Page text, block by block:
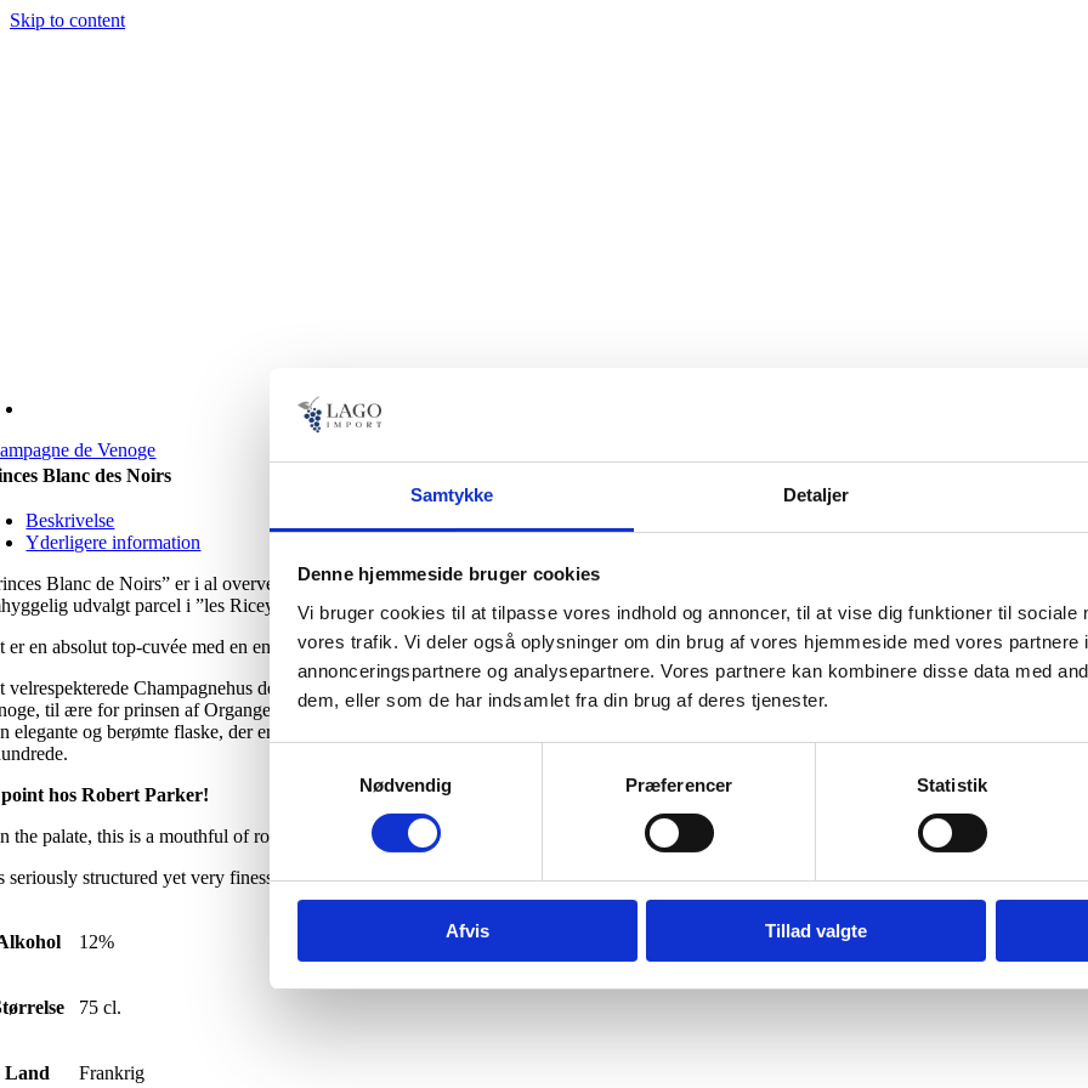
Samtykke Detaljer
Denne hjemmeside bruger cookies
Vi bruger cookies til at tilpasse vores indhold og annoncer, til at vise dig funktioner til sociale
vores trafik. Vi deler også oplysninger om din brug af vores hjemmeside med vores partnere
annonceringspartnere og analysepartnere. Vores partnere kan kombinere disse data med
dem, eller som de har indsamlet fra din brug af deres tjenester.
Nødvendig
Præferencer Statistik
Afvis Tillad valgte
Skip to content
de Venoge
Blanc des Noirs
Beskrivelse
Yderligere information
Blanc de Noirs” er i al overvejende grad produceret på druer fra Premier Cru og Grand Cru marker fra ”Montagne de Reims”. Den
udvalgt parcel i ”les Riceys”, og det er udelukkende Pinot Noir der er høstet til denne frorygende champagne. Dosagen udgør 7g/
er en absolut top-cuvée med en enorm aromatisk rigdom og friskhed, der er flot afbalanceret. Eftersmagen indeholder aromaer af friske røde
velrespekterede Champagnehus de Venoge har med ”Princes-serien” genoplivet fortælling om den mytiske ”Champagne Princes”, som
til ære for prinsen af Organge.
elegante og berømte flaske, der er udformet som en karaffel minder om de krystalflasker, som de europæisk aristokratier brugte til at
point hos Robert Parker!
the palate, this is a mouthful of round, fresh and delicate Champagne!
seriously structured yet very finessed, lithe, elegant and persistently aromatic, with lovely cherry and black currant flavors in the finish. Just
12%
75 cl.
Land Frankrig